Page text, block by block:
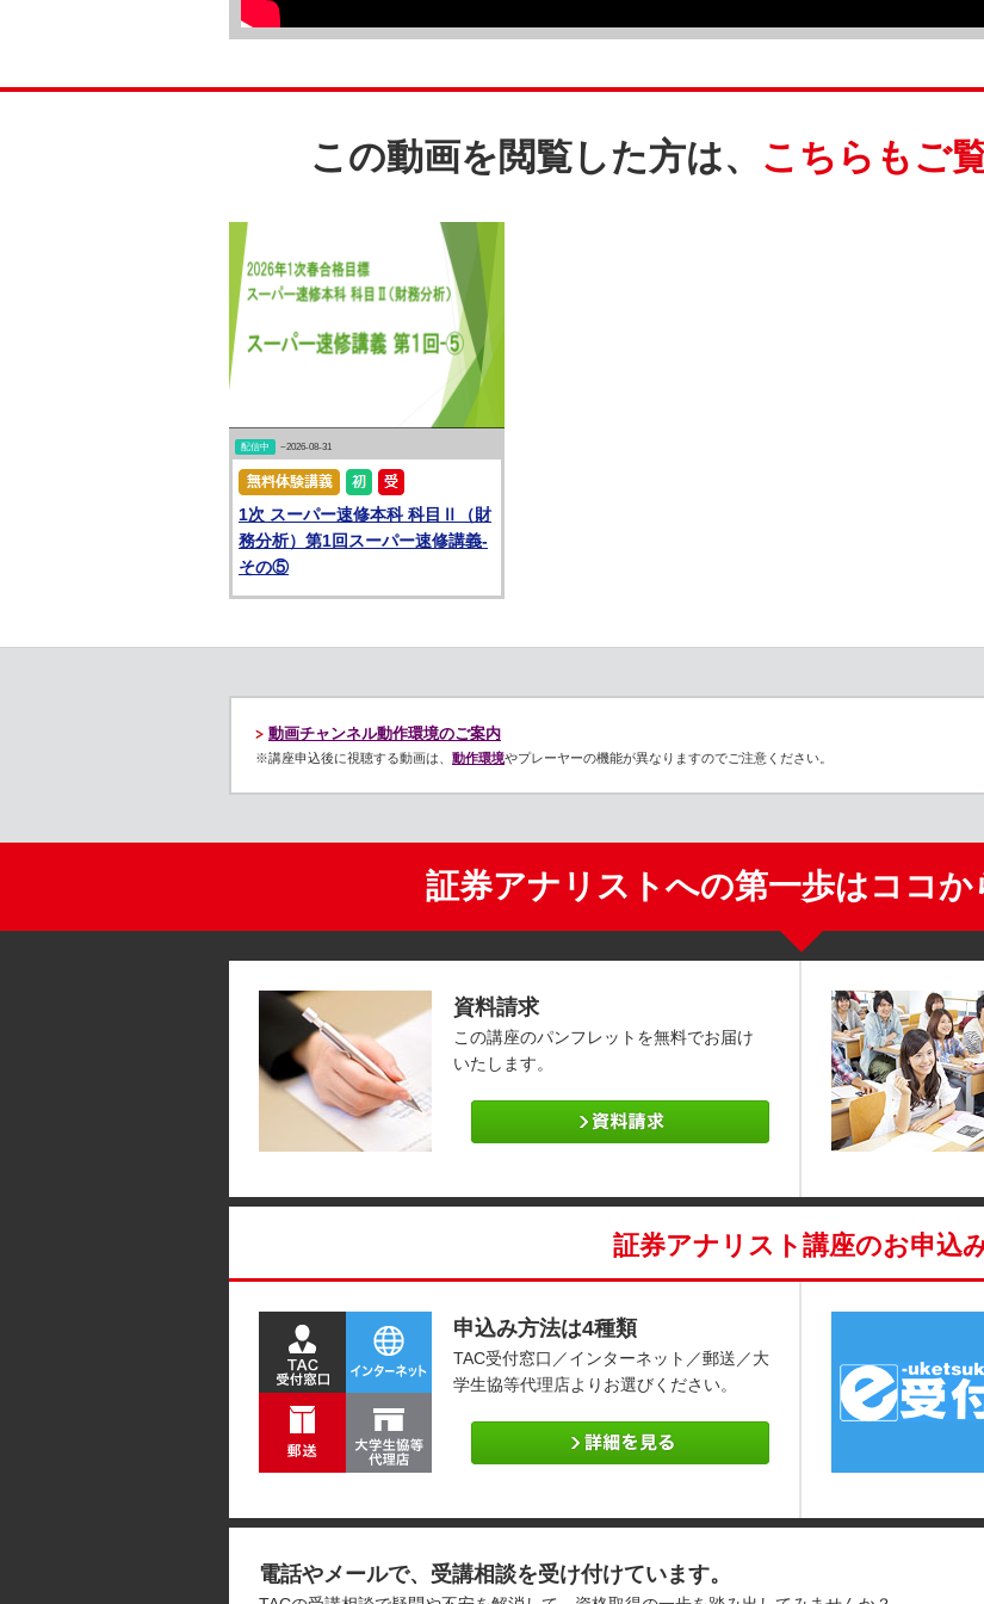
この動画を閲覧した方は、 こちらもご
配信中 ~2026-08-31
1次 スーパー速修本科 科目Ⅱ（財
務分析）第1回スーパー速修講義-
その⑤
動画チャンネル動作環境のご案内
※講座申込後に視聴する動画は、 動作環境やプレーヤーの機能が異なりますのでご注意ください。
証券アナリストへの第一歩はココか
資料請求
この講座のパンフレットを無料でお届け
いたします。
証券アナリスト講座のお申込
申込み方法は4種類
TAC受付窓口／インターネット／郵送／大
学生協等代理店よりお選びください。
電話やメールで、受講相談を受け付けています。